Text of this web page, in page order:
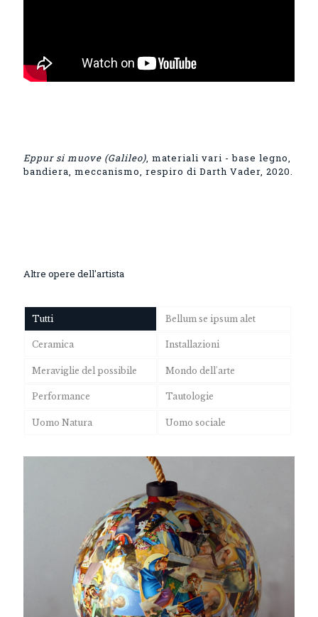
Eppur si muove (Galileo), materiali vari - base legno,
bandiera, meccanismo, respiro di Darth Vader, 2020.
Altre opere dell'artista
Tutti Bellum se ipsum alet
Ceramica Installazioni
Meraviglie del possibile Mondo dell'arte
Performance Tautologie
Uomo Natura Uomo sociale